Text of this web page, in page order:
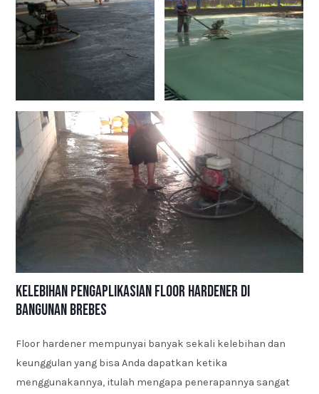
Kelebihan Pengaplikasian Floor Hardener di
Bangunan Brebes
Floor hardener mempunyai banyak sekali kelebihan dan
keunggulan yang bisa Anda dapatkan ketika
menggunakannya, itulah mengapa penerapannya sangat